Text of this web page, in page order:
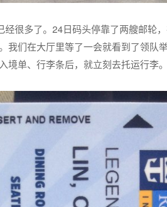
经很多了。24日码头停靠了两艘邮轮
我们在大厅里等了一会就看到了领队
单、行李条后，就立刻去托运行李。